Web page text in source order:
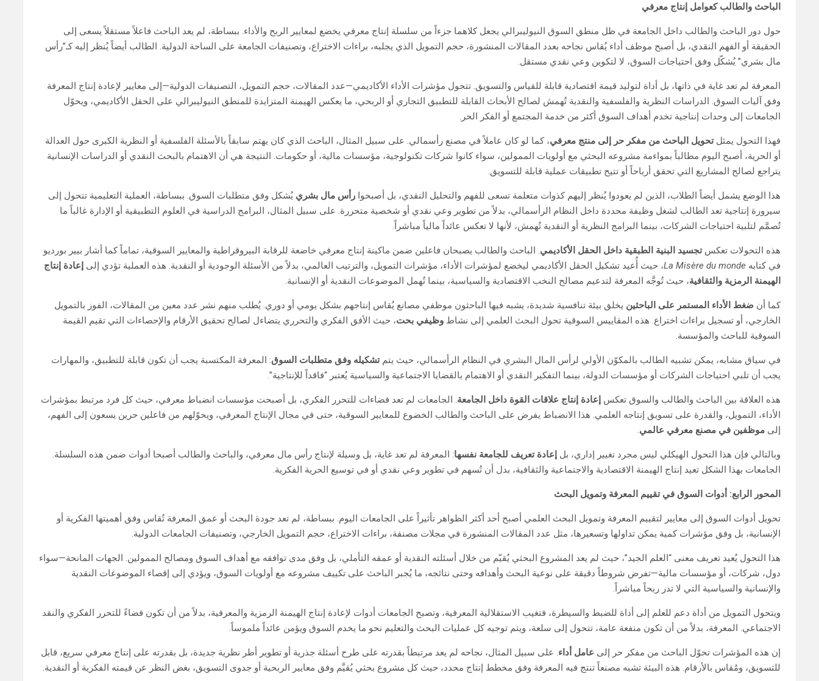
الباحث والطالب كعوامل إنتاج معرفي
حول دور الباحث والطالب داخل الجامعة في ظل منطق السوق النيوليبرالي يجعل كلاهما جزءاً من سلسلة إنتاج معرفي يخضع لمعايير الربح والأداء. ببساطة، لم يعد الباحث فاعلاً مستقلاً يسعى إلى
الحقيقة أو الفهم النقدي، بل أصبح موظف أداء يُقاس نجاحه بعدد المقالات المنشورة، حجم التمويل الذي يجلبه، براءات الاختراع، وتصنيفات الجامعة على الساحة الدولية. الطالب أيضاً يُنظر إليه كـ”رأس
مال بشري” يُشكّل وفق احتياجات السوق، لا لتكوين وعي نقدي مستقل.
المعرفة لم تعد غاية في ذاتها، بل أداة لتوليد قيمة اقتصادية قابلة للقياس والتسويق. تتحول مؤشرات الأداء الأكاديمي—عدد المقالات، حجم التمويل، التصنيفات الدولية—إلى معايير لإعادة إنتاج المعرفة
وفق آليات السوق. الدراسات النظرية والفلسفية والنقدية تُهمش لصالح الأبحاث القابلة للتطبيق التجاري أو الربحي، ما يعكس الهيمنة المتزايدة للمنطق النيوليبرالي على الحقل الأكاديمي، ويحوّل
الجامعات إلى وحدات إنتاجية تخدم أهداف السوق أكثر من خدمة المجتمع أو الفكر الحر.
فهذا التحول يمثلتحويل الباحث من مفكر حر إلى منتج معرفي، كما لو كان عاملاً في مصنع رأسمالي. على سبيل المثال، الباحث الذي كان يهتم سابقاً بالأسئلة الفلسفية أو النظرية الكبرى حول العدالة
أو الحرية، أصبح اليوم مطالباً بمواءمة مشروعه البحثي مع أولويات الممولين، سواء كانوا شركات تكنولوجية، مؤسسات مالية، أو حكومات. النتيجة هي أن الاهتمام بالبحث النقدي أو الدراسات الإنسانية
يتراجع لصالح المشاريع التي تحقق أرباحاً أو تتيح تطبيقات عملية قابلة للتسويق.
هذا الوضع يشمل أيضاً الطلاب، الذين لم يعودوا يُنظر إليهم كذوات متعلمة تسعى للفهم والتحليل النقدي، بل أصبحوا رأس مال بشري يُشكل وفق متطلبات السوق. ببساطة، العملية التعليمية تتحول إلى
سيرورة إنتاجية تعد الطالب لشغل وظيفة محددة داخل النظام الرأسمالي، بدلاً من تطوير وعي نقدي أو شخصية متحررة. على سبيل المثال، البرامج الدراسية في العلوم التطبيقية أو الإدارة غالباً ما
تُصمَّم لتلبية احتياجات الشركات، بينما البرامج النظرية أو النقدية تُهمش، لأنها لا تعكس عائداً مالياً مباشراً.
هذه التحولات تعكستجسيد البنية الطبقية داخل الحقل الأكاديمي. الباحث والطالب يصبحان فاعلين ضمن ماكينة إنتاج معرفي خاضعة للرقابة البيروقراطية والمعايير السوقية، تماماً كما أشار بيير بورديو
في كتابه La Misère du monde، حيث أُعيد تشكيل الحقل الأكاديمي ليخضع لمؤشرات الأداء، مؤشرات التمويل، والترتيب العالمي، بدلاً من الأسئلة الوجودية أو النقدية. هذه العملية تؤدي إلى إعادة إنتاج
الهيمنة الرمزية والثقافية، حيث تُوجَّه المعرفة لتدعيم مصالح النخب الاقتصادية والسياسية، بينما تُهمل الموضوعات النقدية أو الإنسانية.
كما أن ضغط الأداء المستمر على الباحثين يخلق بيئة تنافسية شديدة، يشبه فيها الباحثون موظفي مصانع يُقاس إنتاجهم بشكل يومي أو دوري. يُطلب منهم نشر عدد معين من المقالات، الفوز بالتمويل
الخارجي، أو تسجيل براءات اختراع. هذه المقاييس السوقية تحول البحث العلمي إلى نشاط وظيفي بحت، حيث الأفق الفكري والتحرري يتضاءل لصالح تحقيق الأرقام والإحصاءات التي تقيم القيمة
السوقية للباحث والمؤسسة.
في سياق مشابه، يمكن تشبيه الطالب بالمكوّن الأولي لرأس المال البشري في النظام الرأسمالي، حيث يتمتشكيله وفق متطلبات السوق: المعرفة المكتسبة يجب أن تكون قابلة للتطبيق، والمهارات
يجب أن تلبي احتياجات الشركات أو مؤسسات الدولة، بينما التفكير النقدي أو الاهتمام بالقضايا الاجتماعية والسياسية يُعتبر “فاقداً للإنتاجية”.
هذه العلاقة بين الباحث والطالب والسوق تعكس إعادة إنتاج علاقات القوة داخل الجامعة. الجامعات لم تعد فضاءات للتحرر الفكري، بل أصبحت مؤسسات انضباط معرفي، حيث كل فرد مرتبط بمؤشرات
الأداء، التمويل، والقدرة على تسويق إنتاجه العلمي. هذا الانضباط يفرض على الباحث والطالب الخضوع للمعايير السوقية، حتى في مجال الإنتاج المعرفي، ويحوّلهم من فاعلين حرين يسعون إلى الفهم،
إلى موظفين في مصنع معرفي عالمي.
وبالتالي فإن هذا التحول الهيكلي ليس مجرد تغيير إداري، بل إعادة تعريف للجامعة نفسها: المعرفة لم تعد غاية، بل وسيلة لإنتاج رأس مال معرفي، والباحث والطالب أصبحا أدوات ضمن هذه السلسلة.
الجامعات بهذا الشكل تعيد إنتاج الهيمنة الاقتصادية والاجتماعية والثقافية، بدل أن تُسهم في تطوير وعي نقدي أو في توسيع الحرية الفكرية.
المحور الرابع: أدوات السوق في تقييم المعرفة وتمويل البحث
تحويل أدوات السوق إلى معايير لتقييم المعرفة وتمويل البحث العلمي أصبح أحد أكثر الظواهر تأثيراً على الجامعات اليوم. ببساطة، لم تعد جودة البحث أو عمق المعرفة تُقاس وفق أهميتها الفكرية أو
الإنسانية، بل وفق مؤشرات كمية يمكن تداولها وتسعيرها، مثل عدد المقالات المنشورة في مجلات مصنفة، براءات الاختراع، حجم التمويل الخارجي، وتصنيفات الجامعات الدولية.
هذا التحول يُعيد تعريف معنى “العلم الجيد”، حيث لم يعد المشروع البحثي يُقيّم من خلال أسئلته النقدية أو عمقه التأملي، بل وفق مدى توافقه مع أهداف السوق ومصالح الممولين. الجهات المانحة—سواء
دول، شركات، أو مؤسسات مالية—تفرض شروطاً دقيقة على نوعية البحث وأهدافه وحتى نتائجه، ما يُجبر الباحث على تكييف مشروعه مع أولويات السوق، ويؤدي إلى إقصاء الموضوعات النقدية
والإنسانية والسياسية التي لا تدر ربحاً مباشراً.
ويتحول التمويل من أداة دعم للعلم إلى أداة للضبط والسيطرة، فتغيب الاستقلالية المعرفية، وتصبح الجامعات أدوات لإعادة إنتاج الهيمنة الرمزية والمعرفية، بدلاً من أن تكون فضاءً للتحرر الفكري والنقد
الاجتماعي. المعرفة، بدلاً من أن تكون منفعة عامة، تتحول إلى سلعة، ويتم توجيه كل عمليات البحث والتعليم نحو ما يخدم السوق ويؤمن عائداً ملموساً.
إن هذه المؤشرات تحوّل الباحث من مفكر حر إلى عامل أداء. على سبيل المثال، نجاحه لم يعد مرتبطاً بقدرته على طرح أسئلة جذرية أو تطوير أطر نظرية جديدة، بل بقدرته على إنتاج معرفي سريع، قابل
للتسويق، ومُقاس بالأرقام. هذه البيئة تشبه مصنعاً تنتج فيه المعرفة وفق مخطط إنتاج محدد، حيث كل مشروع بحثي يُقيَّم وفق معايير الربحية أو جدوى التسويق، بغض النظر عن قيمته الفكرية أو النقدية.